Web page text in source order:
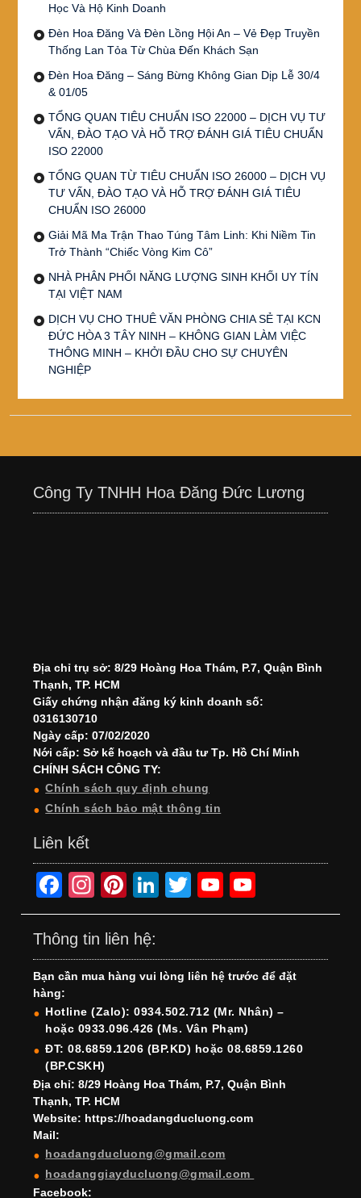
Học Và Hộ Kinh Doanh
Đèn Hoa Đăng Và Đèn Lồng Hội An – Vẻ Đẹp Truyền
Thống Lan Tỏa Từ Chùa Đến Khách Sạn
Đèn Hoa Đăng – Sáng Bừng Không Gian Dịp Lễ 30/4
& 01/05
TỔNG QUAN TIÊU CHUẨN ISO 22000 – DỊCH VỤ TƯ
VẤN, ĐÀO TẠO VÀ HỖ TRỢ ĐÁNH GIÁ TIÊU CHUẨN
ISO 22000
TỔNG QUAN TỪ TIÊU CHUẨN ISO 26000 – DỊCH VỤ
TƯ VẤN, ĐÀO TẠO VÀ HỖ TRỢ ĐÁNH GIÁ TIÊU
CHUẨN ISO 26000
Giải Mã Ma Trận Thao Túng Tâm Linh: Khi Niềm Tin
Trở Thành “Chiếc Vòng Kim Cô”
NHÀ PHÂN PHỐI NĂNG LƯỢNG SINH KHỐI UY TÍN
TẠI VIỆT NAM
DỊCH VỤ CHO THUÊ VĂN PHÒNG CHIA SẺ TẠI KCN
ĐỨC HÒA 3 TÂY NINH – KHÔNG GIAN LÀM VIỆC
THÔNG MINH – KHỞI ĐẦU CHO SỰ CHUYÊN
NGHIỆP
Công Ty TNHH Hoa Đăng Đức Lương
Địa chỉ trụ sở: 8/29 Hoàng Hoa Thám, P.7, Quận Bình
Thạnh, TP. HCM
Giấy chứng nhận đăng ký kinh doanh số:
0316130710
Ngày cấp: 07/02/2020
Nới cấp: Sở kế hoạch và đầu tư Tp. Hồ Chí Minh
CHÍNH SÁCH CÔNG TY:
Chính sách quy định chung
Chính sách bảo mật thông tin
Liên kết
F
a
c
e
b
o
o
k
In
st
a
gr
a
m
Pi
nt
er
e
st
Li
n
e
dI
n
T
wi
er
Y
o
T
u
b
e
o
T
u
b
e
h
Thông tin liên hệ:
Bạn cần mua hàng vui lòng liên hệ trước để đặt
hàng:
Hotline (Zalo): 0934.502.712 (Mr. Nhân) –
hoặc 0933.096.426 (Ms. Vân Phạm)
ĐT: 08.6859.1206 (BP.KD) hoặc 08.6859.1260
(BP.CSKH)
Địa chỉ: 8/29 Hoàng Hoa Thám, P.7, Quận Bình
Thạnh, TP. HCM
Website: https://hoadangducluong.com
Mail:
hoadangducluong@gmail.com
hoadanggiayducluong@gmail.com
Facebook: